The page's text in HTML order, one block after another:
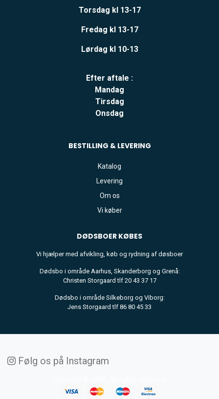
Torsdag kl 13-17
Fredag kl 13-17
Lørdag kl 10-13
Efter aftale :
Mandag
Tirsdag
Onsdag
BESTILLING & LEVERING
Katalog
Levering
Om os
Vi køber
DØDSBOER KØBES
Vi hjælper med afvikling, køb og rydning af døsboer
Dødsbo i område Aarhus, Skanderborg og Grenå:
Christen Storgaard tlf 20 43 37 17
Dødsbo i område Silkeborg og Viborg:
Jens Storgaard tlf 86 80 45 33
Følg os på Instagram